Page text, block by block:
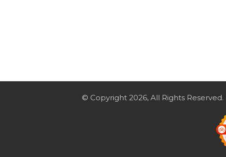
© Copyright 2026, All Rights Reserved.